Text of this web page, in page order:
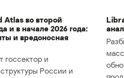
Atlas во второй
и в начале 2026 года:
и вредоносная
госсектор и
России и